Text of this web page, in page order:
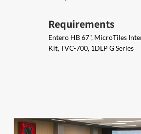
Requirements
Entero HB 67", MicroTiles
Kit, TVC-700, 1DLP G Series